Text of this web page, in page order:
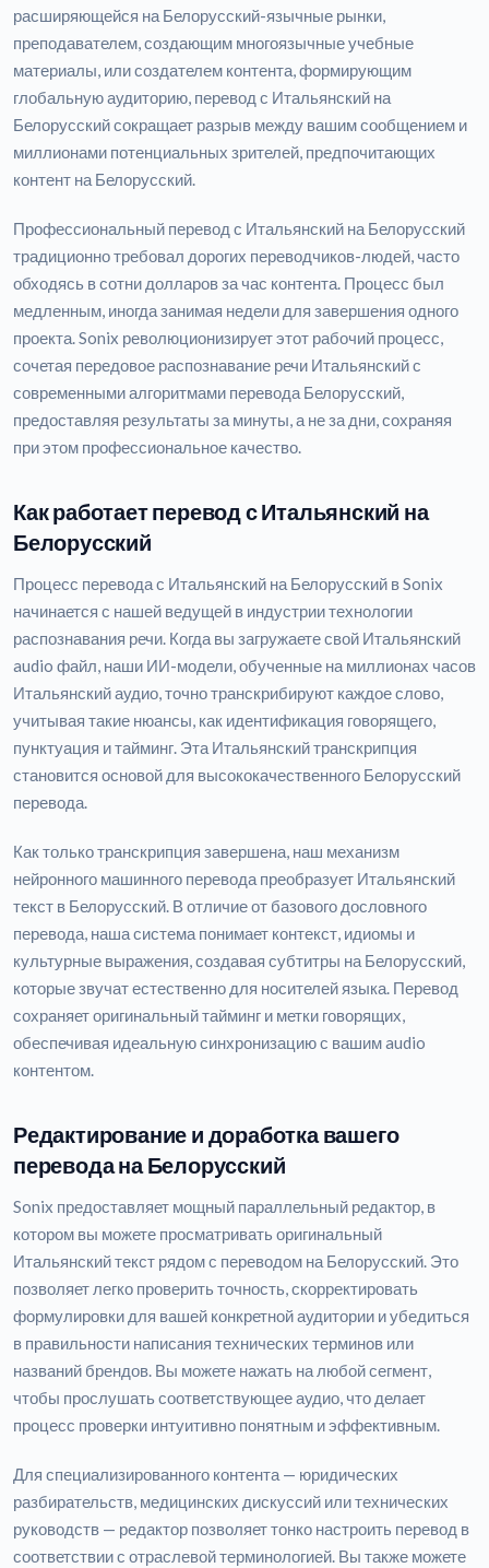
расширяющейся на Белорусский-язычные рынки,
преподавателем, создающим многоязычные учебные
материалы, или создателем контента, формирующим
глобальную аудиторию, перевод с Итальянский на
Белорусский сокращает разрыв между вашим сообщением и
миллионами потенциальных зрителей, предпочитающих
контент на Белорусский.
Профессиональный перевод с Итальянский на Белорусский
традиционно требовал дорогих переводчиков-людей, часто
обходясь в сотни долларов за час контента. Процесс был
медленным, иногда занимая недели для завершения одного
проекта. Sonix революционизирует этот рабочий процесс,
сочетая передовое распознавание речи Итальянский с
современными алгоритмами перевода Белорусский,
предоставляя результаты за минуты, а не за дни, сохраняя
при этом профессиональное качество.
Как работает перевод с Итальянский на
Белорусский
Процесс перевода с Итальянский на Белорусский в Sonix
начинается с нашей ведущей в индустрии технологии
распознавания речи. Когда вы загружаете свой Итальянский
audio файл, наши ИИ-модели, обученные на миллионах часов
Итальянский аудио, точно транскрибируют каждое слово,
учитывая такие нюансы, как идентификация говорящего,
пунктуация и тайминг. Эта Итальянский транскрипция
становится основой для высококачественного Белорусский
перевода.
Как только транскрипция завершена, наш механизм
нейронного машинного перевода преобразует Итальянский
текст в Белорусский. В отличие от базового дословного
перевода, наша система понимает контекст, идиомы и
культурные выражения, создавая субтитры на Белорусский,
которые звучат естественно для носителей языка. Перевод
сохраняет оригинальный тайминг и метки говорящих,
обеспечивая идеальную синхронизацию с вашим audio
контентом.
Редактирование и доработка вашего
перевода на Белорусский
Sonix предоставляет мощный параллельный редактор, в
котором вы можете просматривать оригинальный
Итальянский текст рядом с переводом на Белорусский. Это
позволяет легко проверить точность, скорректировать
формулировки для вашей конкретной аудитории и убедиться
в правильности написания технических терминов или
названий брендов. Вы можете нажать на любой сегмент,
чтобы прослушать соответствующее аудио, что делает
процесс проверки интуитивно понятным и эффективным.
Для специализированного контента — юридических
разбирательств, медицинских дискуссий или технических
руководств — редактор позволяет тонко настроить перевод в
соответствии с отраслевой терминологией. Вы также можете